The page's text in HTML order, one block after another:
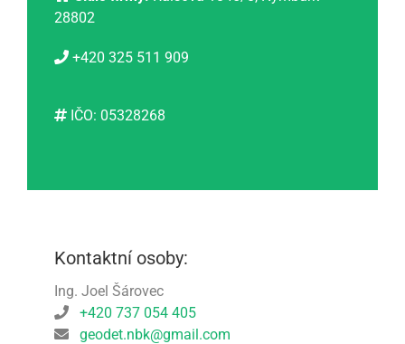
28802
+420 325 511 909
IČO: 05328268
Kontaktní osoby:
Ing. Joel Šárovec
+420 737 054 405
geodet.nbk@gmail.com